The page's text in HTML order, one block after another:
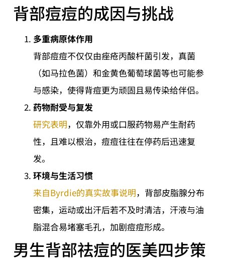
背部痘痘的成因与挑战
多重病原体作用
背部痘痘不仅仅由痤疮丙酸杆菌引发，真菌
（如马拉色菌）和金黄色葡萄球菌等也可能参
与感染，使得背痘更为顽固且易传染给伴侣。
药物耐受与复发
研究表明，仅靠外用或口服药物易产生耐药
性，且难以根治，痘痘往往在停药后迅速复
发。
环境与生活习惯
来自Byrdie的真实故事说明，背部皮脂腺分布
密集，运动或出汗后若不及时清洁，汗液与油
脂混合易堵塞毛孔，加剧痘痘形成。
男生背部祛痘的医美四步策